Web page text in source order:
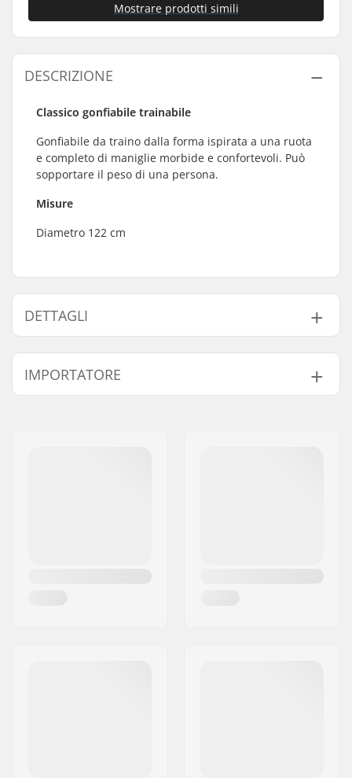
Mostrare prodotti simili
DESCRIZIONE
Classico gonfiabile trainabile
Gonfiabile da traino dalla forma ispirata a una ruota
e completo di maniglie morbide e confortevoli. Può
sopportare il peso di una persona.
Misure
Diametro 122 cm
DETTAGLI
Max-rider: 1
IMPORTATORE